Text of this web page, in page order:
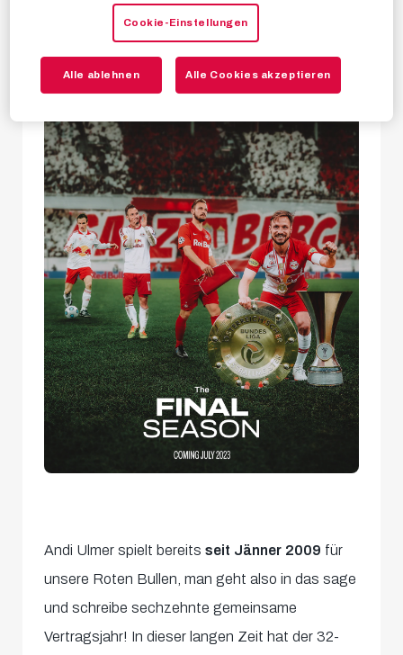
Der Titel-Rekordhalter
Andi Ulmer spielt bereitsseit Jänner 2009 für
unsere Roten Bullen, man geht also in das sage
und schreibe sechzehnte gemeinsame
Vertragsjahr! In dieser langen Zeit hat der 32-
Cookie-Einstellungen
Alle ablehnen Alle Cookies akzeptieren